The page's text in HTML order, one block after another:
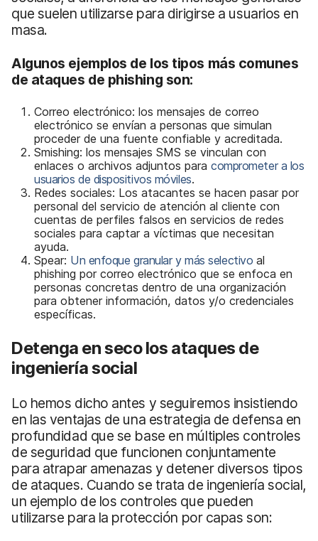
que suelen utilizarse para dirigirse a usuarios en
masa.
Algunos ejemplos de los tipos más comunes
de ataques de phishing son:
Correo electrónico: los mensajes de correo
electrónico se envían a personas que simulan
proceder de una fuente confiable y acreditada.
Smishing: los mensajes SMS se vinculan con
enlaces o archivos adjuntos para comprometer a los
usuarios de dispositivos móviles.
Redes sociales: Los atacantes se hacen pasar por
personal del servicio de atención al cliente con
cuentas de perfiles falsos en servicios de redes
sociales para captar a víctimas que necesitan
ayuda.
Spear: Un enfoque granular y más selectivo al
phishing por correo electrónico que se enfoca en
personas concretas dentro de una organización
para obtener información, datos y/o credenciales
específicas.
Detenga en seco los ataques de
ingeniería social
Lo hemos dicho antes y seguiremos insistiendo
en las ventajas de una estrategia de defensa en
profundidad que se base en múltiples controles
de seguridad que funcionen conjuntamente
para atrapar amenazas y detener diversos tipos
de ataques. Cuando se trata de ingeniería social,
un ejemplo de los controles que pueden
utilizarse para la protección por capas son: